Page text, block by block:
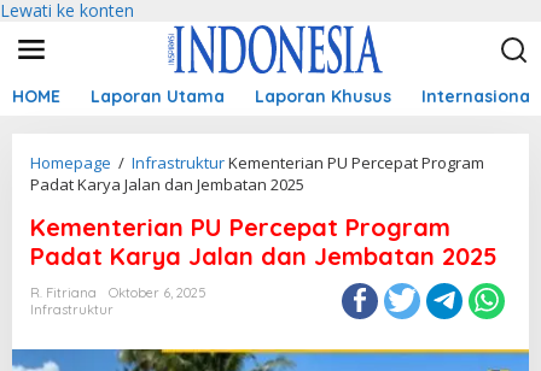
Lewati ke konten
HOME Laporan Utama Laporan Khusus Internasional
Homepage / InfrastrukturKementerian PU Percepat Program
Padat Karya Jalan dan Jembatan 2025
Kementerian PU Percepat Program
Padat Karya Jalan dan Jembatan 2025
R. Fitriana
Oktober 6, 2025
Infrastruktur